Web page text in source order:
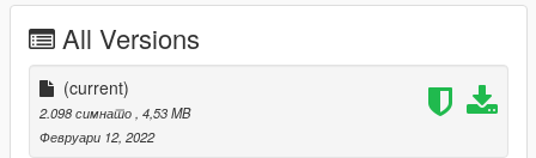
All Versions
(current)
2.098 симнато, 4,53 MB
Февруари 12, 2022